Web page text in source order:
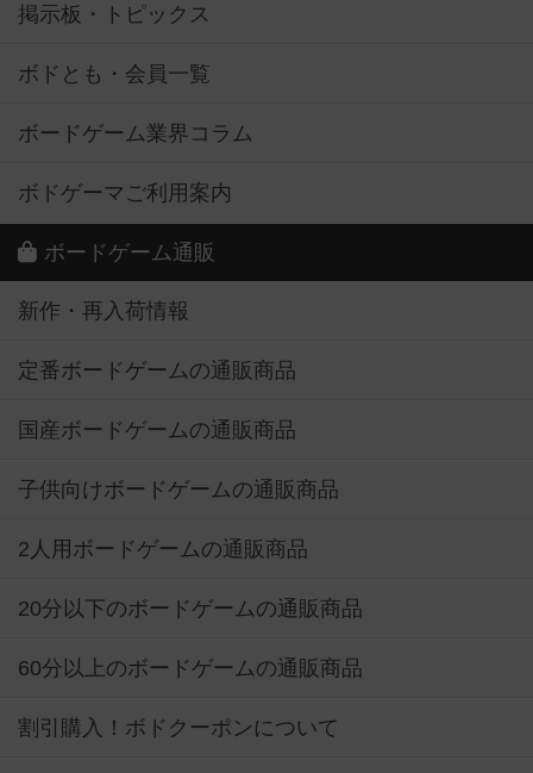
掲示板・トピックス
ボドとも・会員一覧
ボードゲーム業界コラム
ボドゲーマご利用案内
ボードゲーム通販
新作・再入荷情報
定番ボードゲームの通販商品
国産ボードゲームの通販商品
子供向けボードゲームの通販商品
2人用ボードゲームの通販商品
20分以下のボードゲームの通販商品
60分以上のボードゲームの通販商品
割引購入！ボドクーポンについて